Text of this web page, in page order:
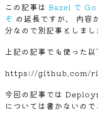
この記事は Bazel で Go
ぞ の延長ですが、 内容
分なので別記事としまし
上記の記事でも使った
https://github.com/
今回の記事では
については書かないので